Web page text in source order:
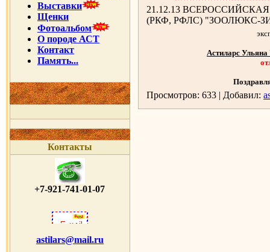
Выставки
Щенки
Фотоальбом
О породе АСТ
Контакт
Память...
Контакты
+7-921-741-01-07
astilars@mail.ru
21.12.13
(РКФ, РФЛС) "ЗООЛЮКС-
Астиларс
Просмотров: 633 | Добавил: